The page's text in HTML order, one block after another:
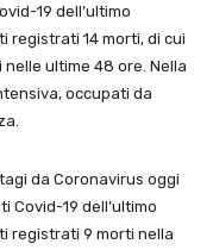
19 dell’ultimo
registrati 14 morti, di cui
ultime 48 ore. Nella
occupati da
da Coronavirus oggi
Covid-19 dell’ultimo
registrati 9 morti nella